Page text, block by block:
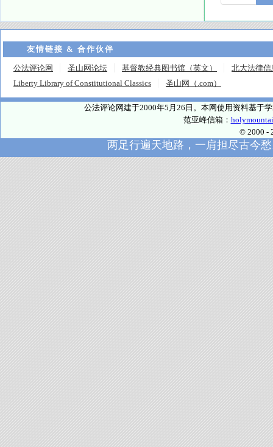
友情链接 & 合作伙伴
公法评论网 圣山网论坛 基督教经典图书馆（英文）
北大法律信
Liberty Library of Constitutional Classics
圣山网（.com）
公法评论网建于2000年5月26日。本网使用资料基于
范亚峰信箱：
© 2000 -
两足行遍天地路，一肩担尽古今